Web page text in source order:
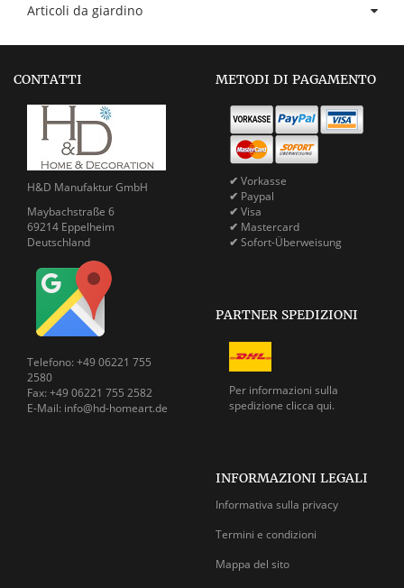
Articoli da giardino
CONTATTI
H&D Manufaktur GmbH
Maybachstraße 6
69214 Eppelheim
Deutschland
Telefono: +49 06221 755
2580
Fax: +49 06221 755 2582
E-Mail: info@hd-homeart.de
METODI DI PAGAMENTO
✔ Vorkasse
✔ Paypal
✔ Visa
✔ Mastercard
✔ Sofort-Überweisung
PARTNER SPEDIZIONI
Per informazioni sulla
spedizione clicca qui.
INFORMAZIONI LEGALI
Informativa sulla privacy
Termini e condizioni
Mappa del sito